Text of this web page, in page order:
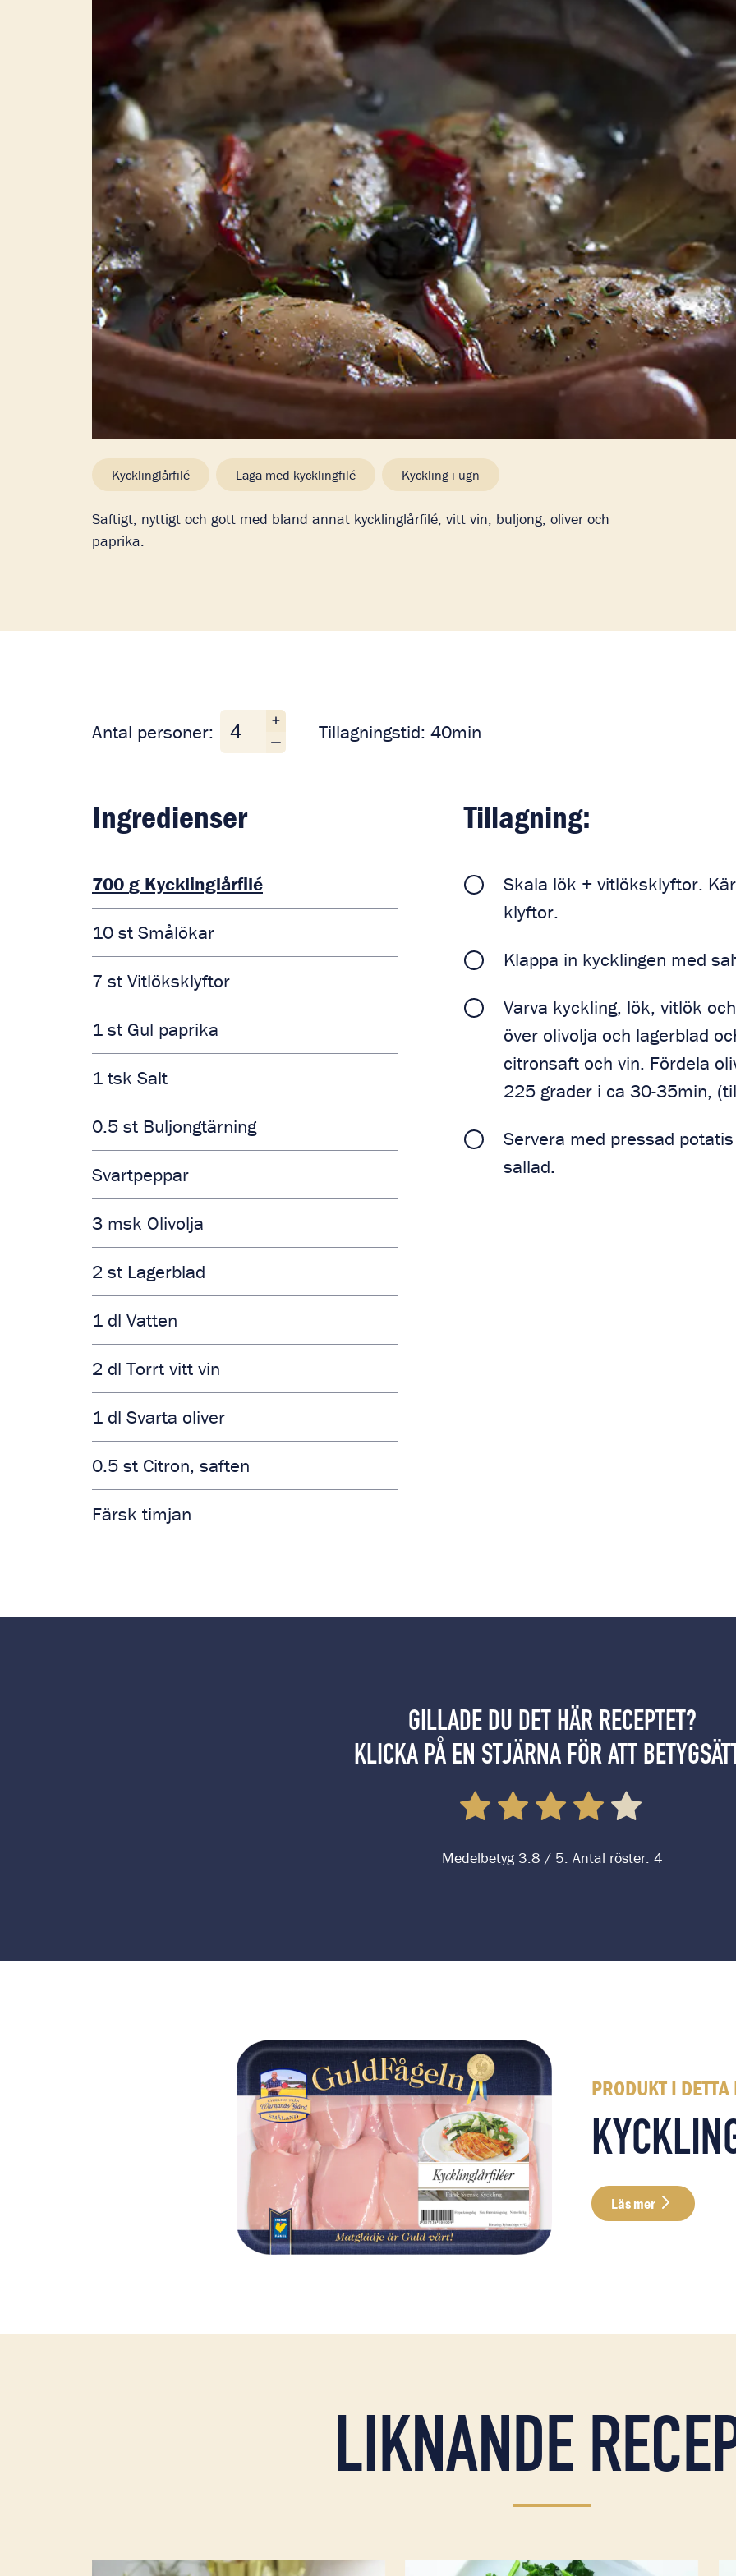
Kycklinglårfilé Laga med kycklingfilé Kyckling i ugn
Saftigt, nyttigt och gott med bland annat kycklinglårfilé, vitt vin, buljong, oliver och
paprika.
Antal personer: Antal personerTillagningstid: 40min
Ingredienser
700 g Kycklinglårfilé
10 st Smålökar
7 st Vitlöksklyftor
1 st Gul paprika
1 tsk Salt
0.5 st Buljongtärning
Svartpeppar
3 msk Olivolja
2 st Lagerblad
1 dl Vatten
2 dl Torrt vitt vin
1 dl Svarta oliver
0.5 st Citron, saften
Färsk timjan
Tillagning:
Skala lök + vitlöksklyftor.
klyftor.
Klappa in kycklingen med
Varva kyckling, lök, vitlök
över olivolja och lagerblad
citronsaft och vin. Fördela
225 grader i ca 30-35min,
Servera med pressad
sallad.
GILLADE DU DET HÄR RECEPTET?
KLICKA PÅ EN STJÄRNA FÖR ATT
Medelbetyg 3.8 / 5. Antal röster: 4
PRODUKT I DETTA
Läs mer
LIKNANDE
Läs mer om Ugnsbakad bröstfilé med bakade betor och vispat citrus- och fänkålssmör
Läs mer om Kycklingrullader med bacon &